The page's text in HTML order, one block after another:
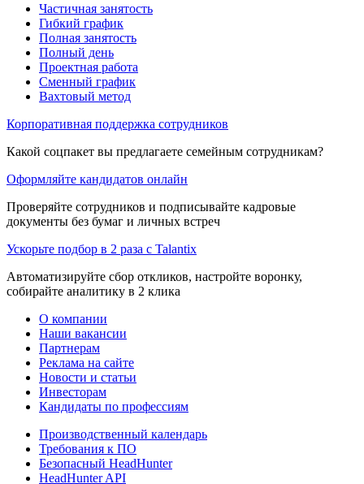
Частичная занятость
Гибкий график
Полная занятость
Полный день
Проектная работа
Сменный график
Вахтовый метод
Корпоративная поддержка сотрудников
Какой соцпакет вы предлагаете семейным сотрудникам?
Оформляйте кандидатов онлайн
Проверяйте сотрудников и подписывайте кадровые
документы без бумаг и личных встреч
Ускорьте подбор в 2 раза с Talantix
Автоматизируйте сбор откликов, настройте воронку,
собирайте аналитику в 2 клика
О компании
Наши вакансии
Партнерам
Реклама на сайте
Новости и статьи
Инвесторам
Кандидаты по профессиям
Производственный календарь
Требования к ПО
Безопасный HeadHunter
HeadHunter API